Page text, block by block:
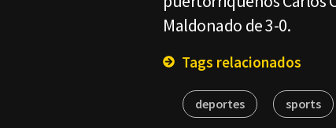
Maldonado de 3-0.
Tags relacionados
deportes sports